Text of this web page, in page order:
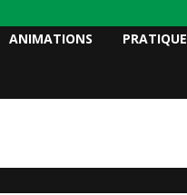
ANIMATIONS PRATIQUE